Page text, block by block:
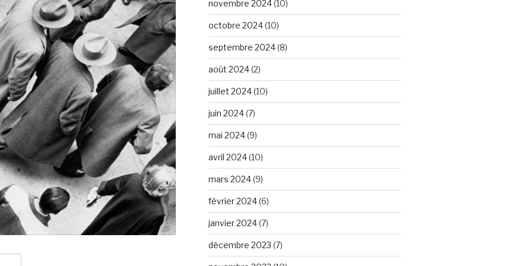
novembre 2024(10)
octobre 2024(10)
septembre 2024(8)
août 2024(2)
juillet 2024(10)
juin 2024(7)
mai 2024(9)
avril 2024(10)
mars 2024(9)
février 2024(6)
janvier 2024(7)
décembre 2023 (7)